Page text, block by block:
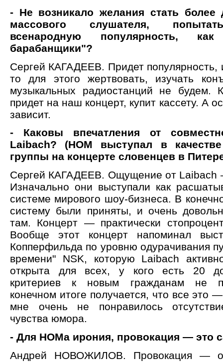
- Не возникало желания стать более
массового слушателя,
всенародную популярность,
барабанщики"?
Сергей КАГАДЕЕВ. Придет
то для этого жертвовать, изучать
музыкальных радиостанций не
придет на наш концерт, купит кассету. А
зависит.
- Каковы впечатления от
Laibach? (НОМ выступал в качестве
группы на концерте словенцев в
Сергей КАГАДЕЕВ. Ощущение от Laibach
Изначально они выступали как
системе мирового шоу-бизнеса. В
систему были приняты, и очень
там. Концерт — практически
Вообще этот концерт напоминал
Копперфильда по уровню одурачивания
времени" NSK, которую Laibach
открыта для всех, у кого есть 20
критериев к новым гражданам не
конечном итоге получается, что все это
мне очень не понравилось
чувства юмора.
- Для НОМа ирония, провокация — это
Андрей НОВОЖИЛОВ. Провокация —